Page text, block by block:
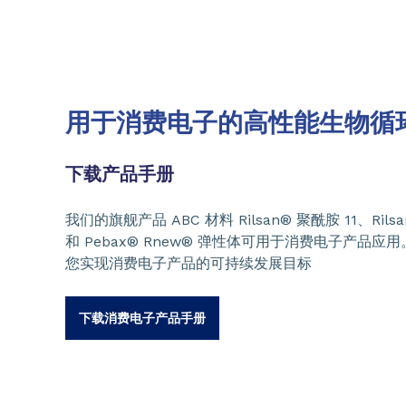
用于消费电子的高性能生物
下载产品手册
我们的旗舰产品 ABC 材料 Rilsan® 聚酰胺 11、
和 Pebax® Rnew® 弹性体可用于消费电子产品应用
您实现消费电子产品的可持续发展目标
下载消费电子产品手册